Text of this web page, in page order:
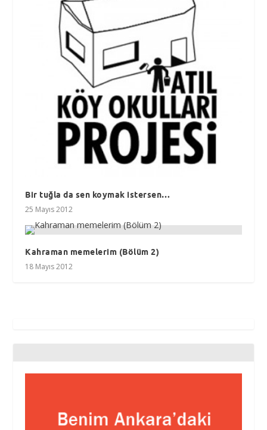
Bir tuğla da sen koymak istersen…
25 Mayıs 2012
Kahraman memelerim (Bölüm 2)
18 Mayıs 2012